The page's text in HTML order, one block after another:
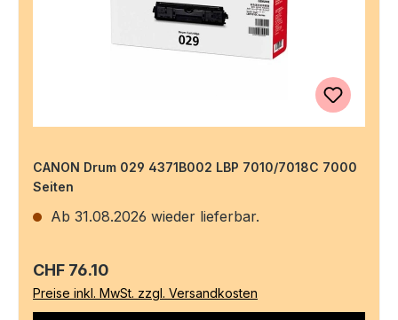
CANON Drum 029 4371B002 LBP 7010/7018C 7000
Seiten
Ab 31.08.2026 wieder lieferbar.
Regulärer Preis:
CHF 76.10
Preise inkl. MwSt. zzgl. Versandkosten